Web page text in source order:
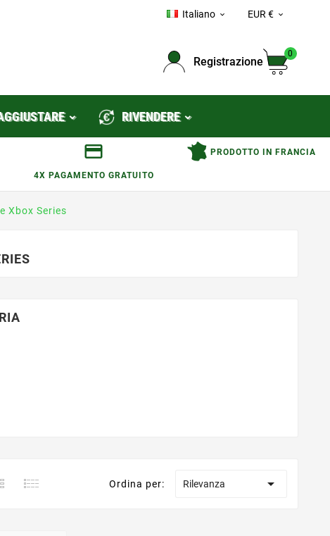
Italiano  EUR € 
Registrazione
0
RIVENDERE
4X PAGAMENTO GRATUITO
PRODOTTO IN FRANCIA
Xbox Series
Ordina per: Rilevanza 